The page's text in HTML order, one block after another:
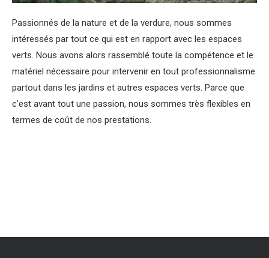
Passionnés de la nature et de la verdure, nous sommes
intéressés par tout ce qui est en rapport avec les espaces
verts. Nous avons alors rassemblé toute la compétence et le
matériel nécessaire pour intervenir en tout professionnalisme
partout dans les jardins et autres espaces verts. Parce que
c’est avant tout une passion, nous sommes très flexibles en
termes de coût de nos prestations.